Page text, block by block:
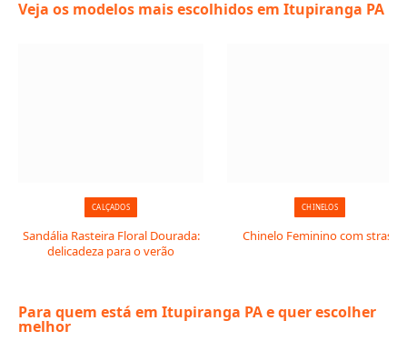
Veja os modelos mais escolhidos em Itupiranga PA
CALÇADOS
Sandália Rasteira Floral Dourada:
delicadeza para o verão
CHINELOS
Chinelo Feminino com strass
Para quem está em Itupiranga PA e quer escolher
melhor